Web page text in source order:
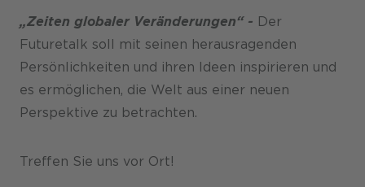
Blog
Podcast
Nachhaltigkeit CANCOM SE
Nachhaltigkeit CANCOM Austria
Karriere
„Zeiten globaler Veränderungen“ - Der
Futuretalk soll mit seinen herausragenden
Persönlichkeiten und ihren Ideen inspirieren und
es ermöglichen, die Welt aus einer neuen
Perspektive zu betrachten.
Treffen Sie uns vor Ort!